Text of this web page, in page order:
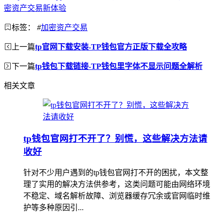
密资产交易新体验
标签： #加密资产交易
上一篇tp官网下载安装-TP钱包官方正版下载全攻略
下一篇tp钱包下载链接-TP钱包里字体不显示问题全解析
相关文章
tp钱包官网打不开了？别慌，这些解决方法请
收好
针对不少用户遇到的tp钱包官网打不开的困扰，本文整
理了实用的解决方法供参考，这类问题可能由网络环境
不稳定、域名解析故障、浏览器缓存冗余或官网临时维
护等多种原因引...